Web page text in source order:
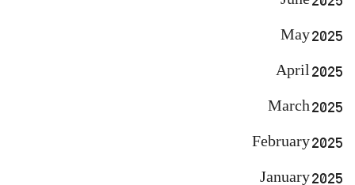
May 2025
April 2025
March 2025
February 2025
January 2025